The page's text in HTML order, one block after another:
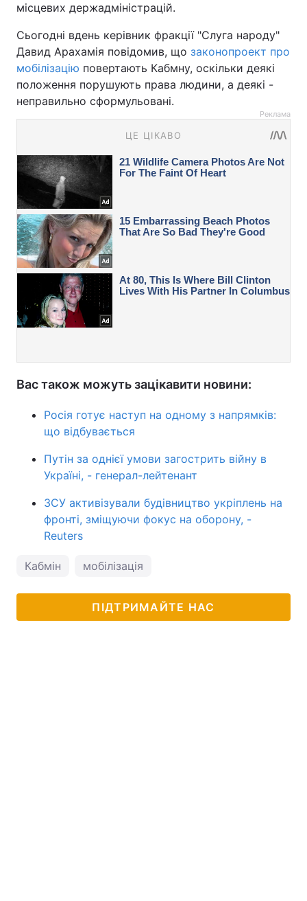
місцевих держадміністрацій.
Сьогодні вдень керівник фракції "Слуга народу"
Давид Арахамія повідомив, що законопроект про
мобілізацію повертають Кабмну, оскільки деякі
положення порушують права людини, а деякі -
неправильно сформульовані.
Реклама
Вас також можуть зацікавити новини:
Росія готує наступ на одному з напрямків:
що відбувається
Путін за однієї умови загострить війну в
Україні, - генерал-лейтенант
ЗСУ активізували будівництво укріплень на
фронті, зміщуючи фокус на оборону, -
Reuters
Кабмін мобілізація
ПІДТРИМАЙТЕ НАС